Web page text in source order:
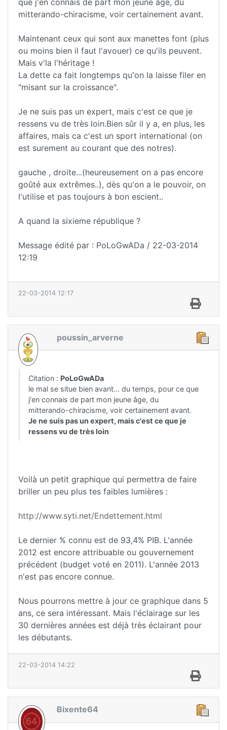
mitterando-chiracisme, voir certainement avant.
Maintenant ceux qui sont aux manettes font (plus
ou moins bien il faut l'avouer) ce qu'ils peuvent.
Mais v'la l'héritage !
La dette ca fait longtemps qu'on la laisse filer en
"misant sur la croissance".
Je ne suis pas un expert, mais c'est ce que je
ressens vu de très loin.Bien sûr il y a, en plus, les
affaires, mais ca c'est un sport international (on
est surement au courant que des notres).
gauche , droite...(heureusement on a pas encore
goûté aux extrêmes..), dès qu'on a le pouvoir, on
l'utilise et pas toujours à bon escient..
A quand la sixieme république ?
Message édité par : PoLoGwADa / 22-03-2014
12:19
22-03-2014 12:17
poussin_arverne
Citation : PoLoGwADa
le mal se situe bien avant... du temps, pour ce que
j'en connais de part mon jeune âge, du
mitterando-chiracisme, voir certainement avant.
Je ne suis pas un expert, mais c'est ce que je
ressens vu de très loin
Voilà un petit graphique qui permettra de faire
briller un peu plus tes faibles lumières :
http://www.syti.net/Endettement.html
Le dernier % connu est de 93,4% PIB. L'année
2012 est encore attribuable ou gouvernement
précédent (budget voté en 2011). L'année 2013
n'est pas encore connue.
Nous pourrons mettre à jour ce graphique dans 5
ans, ce sera intéressant. Mais l'éclairage sur les
30 dernières années est déjà très éclairant pour
les débutants.
22-03-2014 14:22
Bixente64